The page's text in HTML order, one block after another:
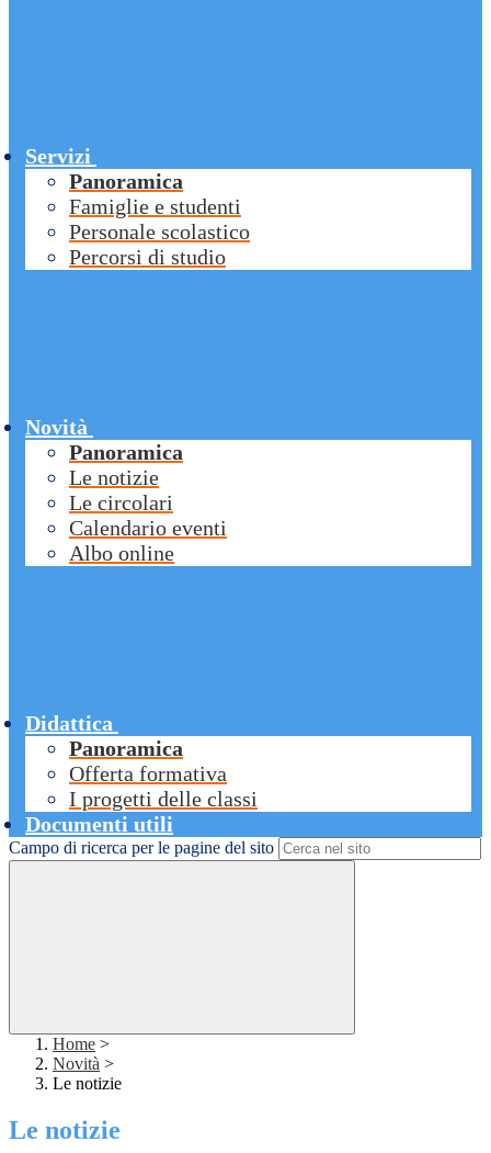
Servizi
Panoramica
Famiglie e studenti
Personale scolastico
Percorsi di studio
Novità
Panoramica
Le notizie
Le circolari
Calendario eventi
Albo online
Didattica
Panoramica
Offerta formativa
I progetti delle classi
Documenti utili
Campo di ricerca per le pagine del sito
Home >
Novità >
Le notizie
Le notizie